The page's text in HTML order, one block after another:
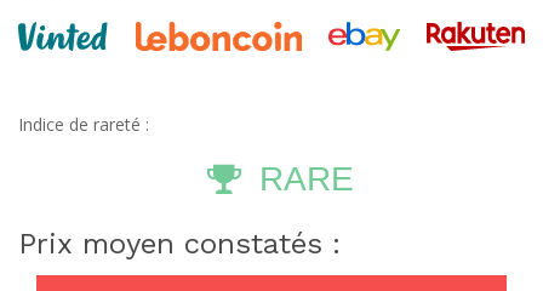
Indice de rareté :
RARE
Prix moyen constatés :